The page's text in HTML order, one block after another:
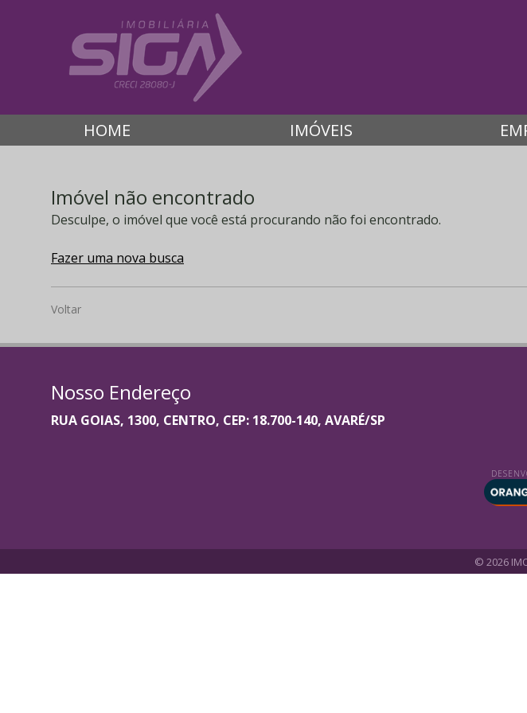
HOME IMÓVEIS
Imóvel não encontrado
Desculpe, o imóvel que você está procurando não foi encontrado.
Fazer uma nova busca
Voltar
Nosso Endereço
RUA GOIAS, 1300, CENTRO, CEP: 18.700-140, AVARÉ/SP
© 2026